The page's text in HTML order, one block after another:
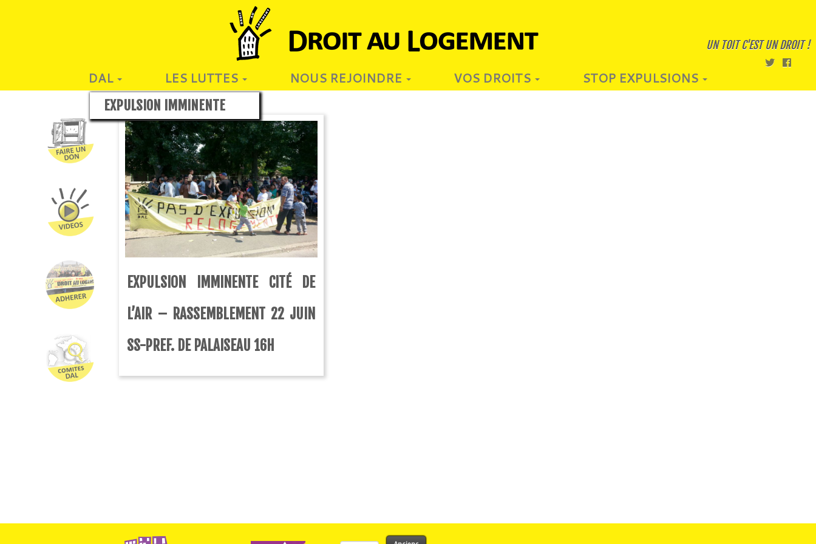
UN TOIT C'EST UN DROIT !
DAL LES LUTTES NOUS REJOINDRE VOS DROITS STOP EXPULSIONS
EXPULSION IMMINENTE
EXPULSION IMMINENTE CITÉ DE
L’AIR – RASSEMBLEMENT 22 JUIN
SS-PREF. DE PALAISEAU 16H